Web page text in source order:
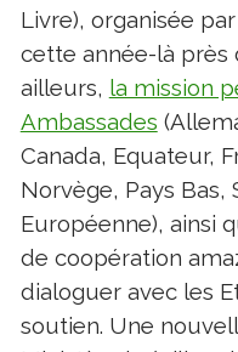
Livre), organisée
cette année-là près
ailleurs, la mission
Ambassades
Canada, Equateur,
Norvège, Pays Bas,
Européenne), ainsi
de coopération
dialoguer avec les
soutien. Une